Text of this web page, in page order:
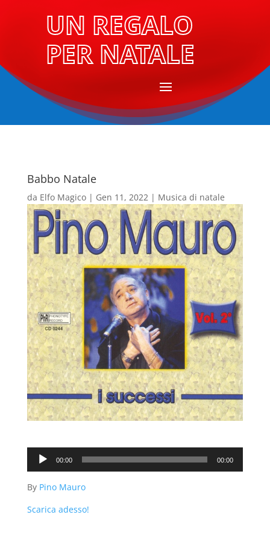
UN REGALO
PER NATALE
Babbo Natale
da Elfo Magico| Gen 11, 2022| Musica di natale
Audio
Player
00:00 00:00
By Pino Mauro
Scarica adesso!